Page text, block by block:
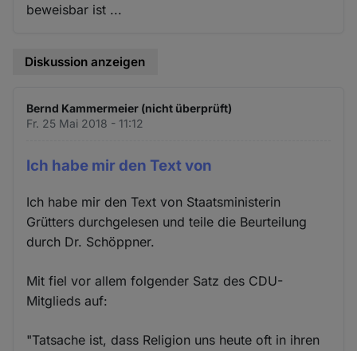
beweisbar ist ...
Diskussion anzeigen
Bernd Kammermeier (nicht überprüft)
Fr. 25 Mai 2018 - 11:12
Ich habe mir den Text von
Ich habe mir den Text von Staatsministerin
Grütters durchgelesen und teile die Beurteilung
durch Dr. Schöppner.
Mit fiel vor allem folgender Satz des CDU-
Mitglieds auf:
"Tatsache ist, dass Religion uns heute oft in ihren